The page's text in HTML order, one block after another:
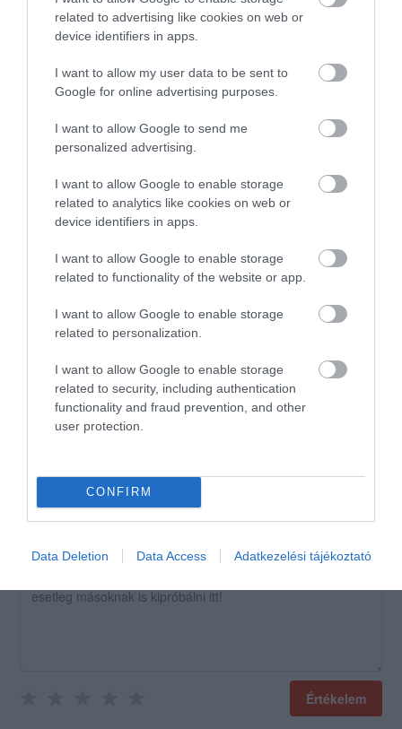
related to advertising like cookies on web or
device identifiers in apps.
I want to allow my user data to be sent to
Google for online advertising purposes.
I want to allow Google to send me
personalized advertising.
I want to allow Google to enable storage
related to analytics like cookies on web or
device identifiers in apps.
I want to allow Google to enable storage
related to functionality of the website or app.
I want to allow Google to enable storage
related to personalization.
I want to allow Google to enable storage
related to security, including authentication
functionality and fraud prevention, and other
user protection.
CONFIRM
Data Deletion Data Access Adatkezelési tájékoztató
Összesen 3
3 1
2 0
2024. Július 27.
dolgozók, kiváló étel!
Megéredemli az öt csillagot
Papa anyad
2021. Október 8.
basszamki 3000 forinte
Jelentés
Értékeld Te is!
Értékelem